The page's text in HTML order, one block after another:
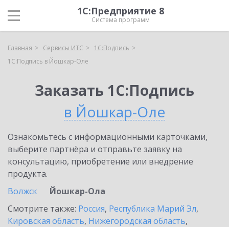
1С:Предприятие 8
Система программ
Главная Сервисы ИТС
1С:Подпись
1С:Подпись в Йошкар-Оле
Заказать 1С:Подпись
в Йошкар-Оле
Ознакомьтесь с информационными карточками,
выберите партнёра и отправьте заявку на
консультацию, приобретение или внедрение
продукта.
Волжск
Йошкар-Ола
Смотрите также: Россия, Республика Марий Эл,
Кировская область, Нижегородская область,